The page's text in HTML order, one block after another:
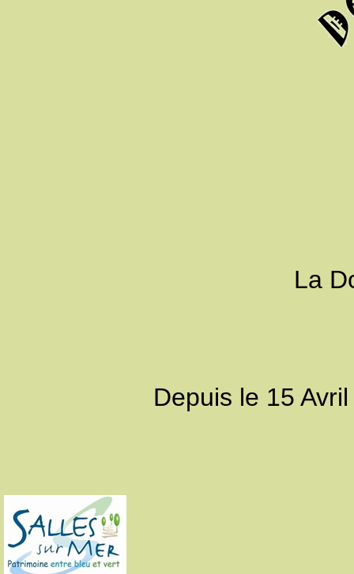
La
Depuis le 15